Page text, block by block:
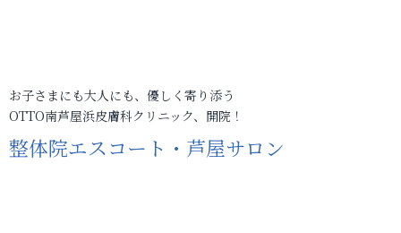
お子さまにも大人にも、優しく寄り添う
OTTO南芦屋浜皮膚科クリニック、開院！
整体院エスコート・芦屋サロン